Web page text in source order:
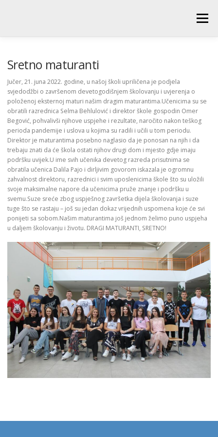
Menu
RODITELJI PEDAGOŠKA SLUŽBA BIBLIOTEKA
PRODUŽENI BORAVAK
Sretno maturanti
Jučer, 21. juna 2022. godine, u našoj školi upriličena je podjela
svjedodžbi o završenom devetogodišnjem školovanju i uvjerenja o
položenoj eksternoj maturi našim dragim maturantima.Učenicima su se
obratili razrednica Selma Behlulović i direktor škole gospodin Omer
Begović, pohvalivši njihove uspjehe i rezultate, naročito nakon teškog
perioda pandemije i uslova u kojima su radili i učili u tom periodu.
Direktor je maturantima posebno naglasio da je ponosan na njih i da
trebaju znati da će škola ostati njihov drugi dom i mjesto gdje imaju
podršku uvijek.U ime svih učenika devetog razreda prisutnima se
obratila učenica Dalila Pajo i dirljivim govorom iskazala je ogromnu
zahvalnost direktoru, razrednici i svim uposlenicima škole što su uložili
svoje maksimalne napore da učenicima pruže znanje i podršku u
svemu.Suze sreće zbog uspješnog završetka dijela školovanja i suze
tuge što se rastaju – još su jedan dokaz vrijednih uspomena koje će svi
ponijeti sa sobom.Našim maturantima još jednom želimo puno uspjeha
u daljem školovanju i životu. DRAGI MATURANTI, SRETNO!